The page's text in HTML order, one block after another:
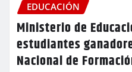
EDUCACIÓN
Ministerio de
estudiantes
Nacional de